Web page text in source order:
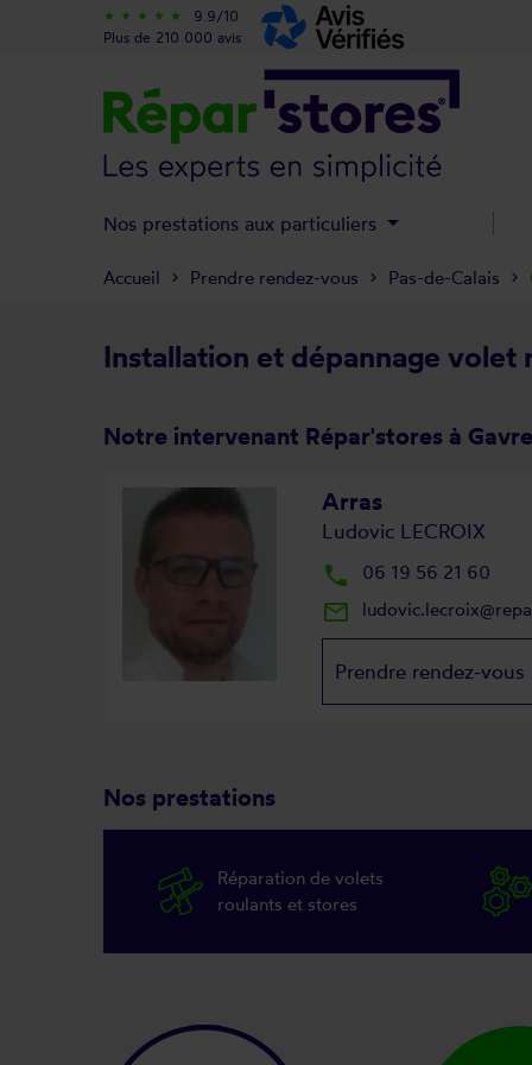
Installation et dépannage volet
Notre intervenant Répar'stores à
Arras
Ludovic LECROIX
local_phone 06 19 56 21 60
mail_outline
Prendre rendez-vous
Nos prestations
Réparation de volets
roulants et stores
Accueil Prendre rendez-vous Pas-de-Calais
star_rate star_rate star_rate star_rate star_rate
9.9/10
Plus de 210 000 avis
Nos prestations aux particuliers